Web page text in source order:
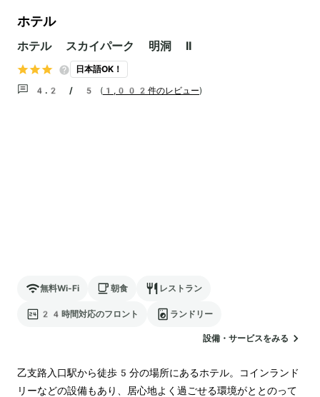
ホテル
ホテル スカイパーク 明洞 II
日本語OK！
4.2 / 5 ( 1,002件のレビュー)
無料Wi-Fi 朝食 レストラン
24時間対応のフロント ランドリー
設備・サービスをみる
乙支路入口駅から徒歩5分の場所にあるホテル。コインランド
リーなどの設備もあり、居心地よく過ごせる環境がととのって